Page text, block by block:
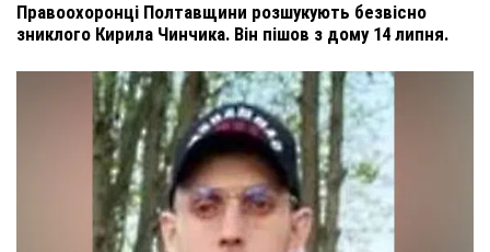
Правоохоронці Полтавщини розшукують безвісно
зниклого Кирила Чинчика. Він пішов з дому 14 липня.